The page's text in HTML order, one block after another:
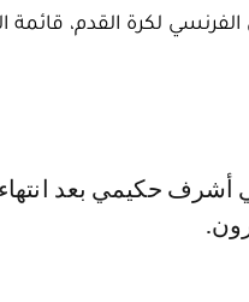
لكرة القدم، قائمة